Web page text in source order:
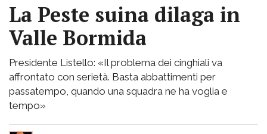
La Peste suina dilaga in
Valle Bormida
Presidente Listello: «Il problema dei cinghiali va
affrontato con serietà. Basta abbattimenti per
passatempo, quando una squadra ne ha voglia e
tempo»